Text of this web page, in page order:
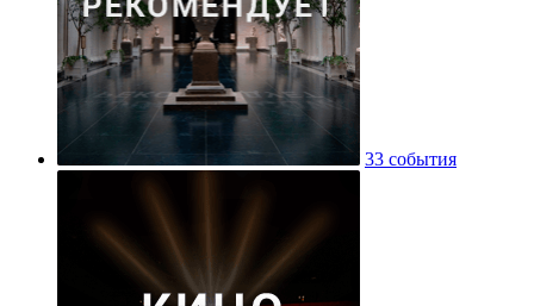
33 события